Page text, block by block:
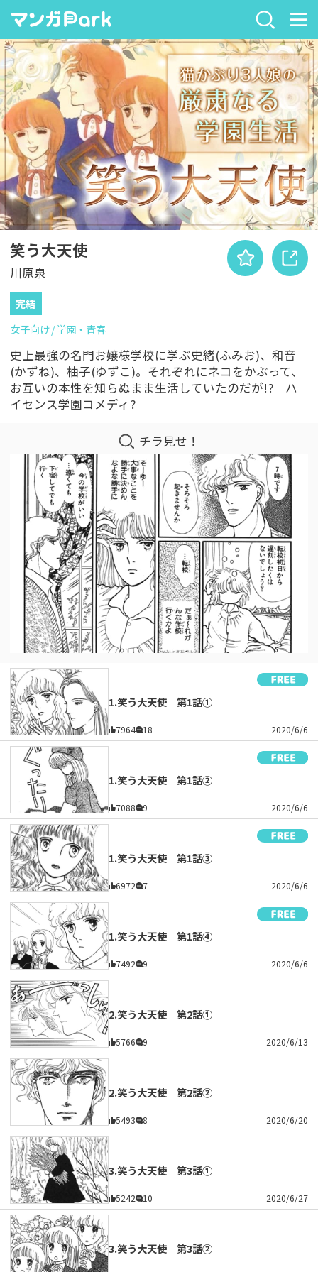
笑う大天使
川原泉
完結
女子向け 学園・青春
史上最強の名門お嬢様学校に学ぶ史緒(ふみお)、和音
(かずね)、柚子(ゆずこ)。それぞれにネコをかぶって、
お互いの本性を知らぬまま生活していたのだが!? ハ
イセンス学園コメディ?
チラ見せ！
1.笑う大天使 第1話①
7964 18 2020/6/6
1.笑う大天使 第1話②
7088 9 2020/6/6
1.笑う大天使 第1話③
6972 7 2020/6/6
1.笑う大天使 第1話④
7492 9 2020/6/6
2.笑う大天使 第2話①
5766 9 2020/6/13
2.笑う大天使 第2話②
5493 8 2020/6/20
3.笑う大天使 第3話①
5242 10 2020/6/27
3.笑う大天使 第3話②